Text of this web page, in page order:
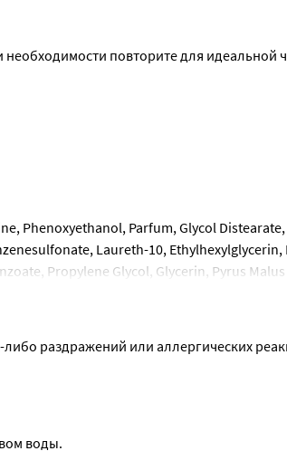
повторите для идеальной
Phenoxyethanol, Parfum, Glycol Distearate,
Laureth-10, Ethylhexylglycerin,
Propylene Glycol, Glycerin, Pyrus Malus
раздражений или аллергических
воды.